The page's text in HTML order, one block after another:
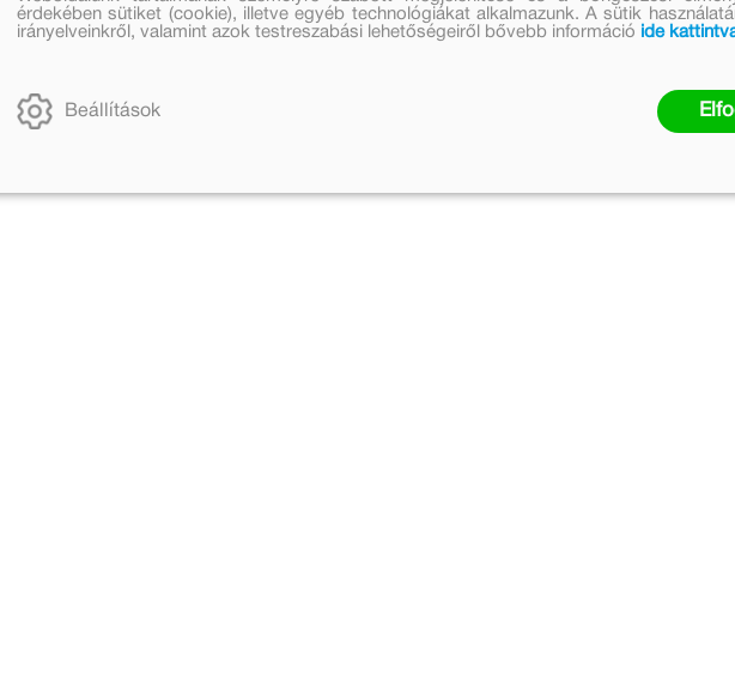
érdekében sütiket (cookie), illetve egyéb technológiákat alkalmazunk. A sütik
irányelveinkről, valamint azok testreszabási lehetőségeiről bővebb információ ide
Beállítások